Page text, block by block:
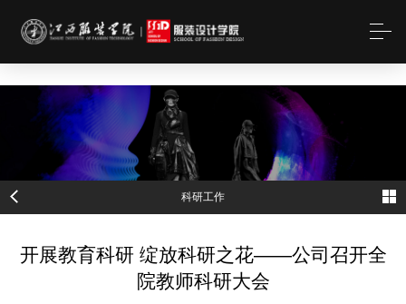
科研工作
开展教育科研 绽放科研之花——公司召开全
院教师科研大会